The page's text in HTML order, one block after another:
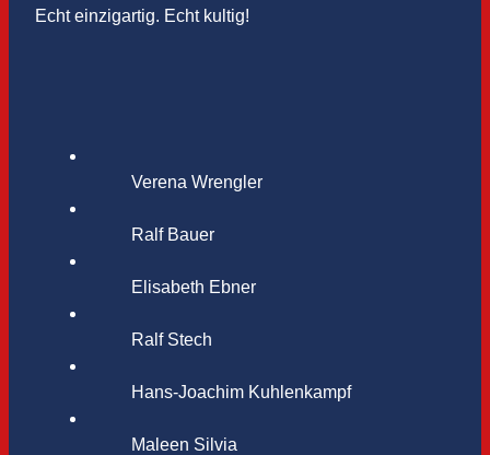
Echt einzigartig. Echt kultig!
Verena Wrengler
Ralf Bauer
Elisabeth Ebner
Ralf Stech
Hans-Joachim Kuhlenkampf
Maleen Silvia